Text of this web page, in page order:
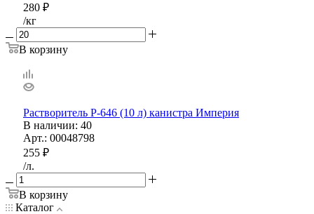
280 ₽
/кг
В корзину
Растворитель Р-646 (10 л) канистра Империя
В наличии: 40
Арт.: 00048798
255 ₽
/л.
В корзину
Каталог